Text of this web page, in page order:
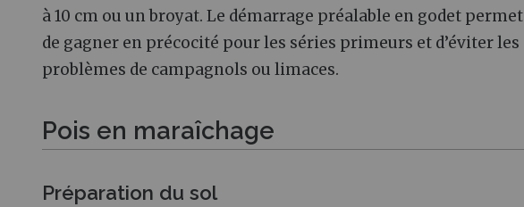
à 10 cm ou un broyat. Le démarrage préalable en godet permet
de gagner en précocité pour les séries primeurs et d’éviter les
problèmes de campagnols ou limaces.
Pois en maraîchage
Préparation du sol